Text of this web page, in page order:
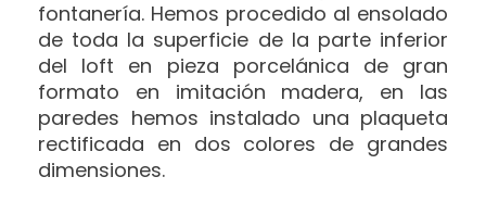
fontanería. Hemos procedido al ensolado
de toda la superficie de la parte inferior
del loft en pieza porcelánica de gran
formato en imitación madera, en las
paredes hemos instalado una plaqueta
rectificada en dos colores de grandes
dimensiones.